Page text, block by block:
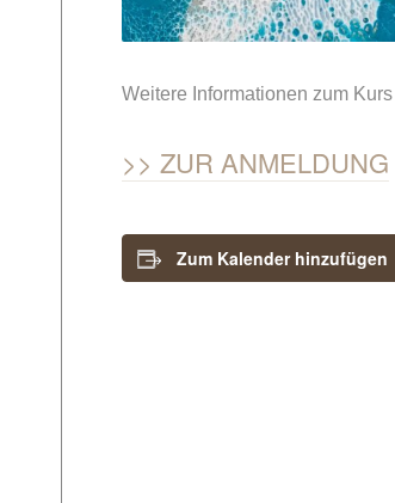
Weitere Informationen zum
ZUR ANMELDUNG
Zum Kalender hinzufügen